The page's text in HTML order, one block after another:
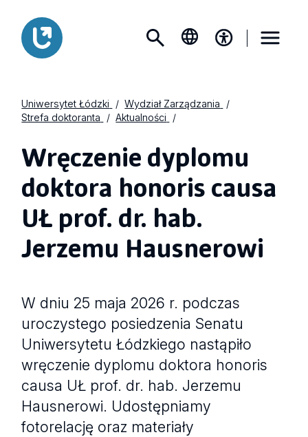
Uniwersytet Łódzki
Wydział Zarządzania
Strefa doktoranta
Aktualności
Wręczenie dyplomu
doktora honoris causa
UŁ prof. dr. hab.
Jerzemu Hausnerowi
W dniu 25 maja 2026 r. podczas
uroczystego posiedzenia Senatu
Uniwersytetu Łódzkiego nastąpiło
wręczenie dyplomu doktora honoris
causa UŁ prof. dr. hab. Jerzemu
Hausnerowi. Udostępniamy
fotorelację oraz materiały